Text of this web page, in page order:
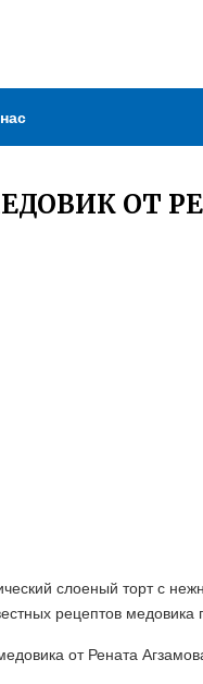
ОТ
слоеный торт с
рецептов медовика
от Рената